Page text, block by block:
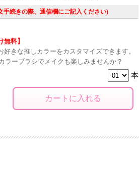
手続きの際、通信欄にご記入ください)
無料】
好きな推しカラーをカスタマイズできます。
ラーブラシでメイクも楽しみませんか？
本